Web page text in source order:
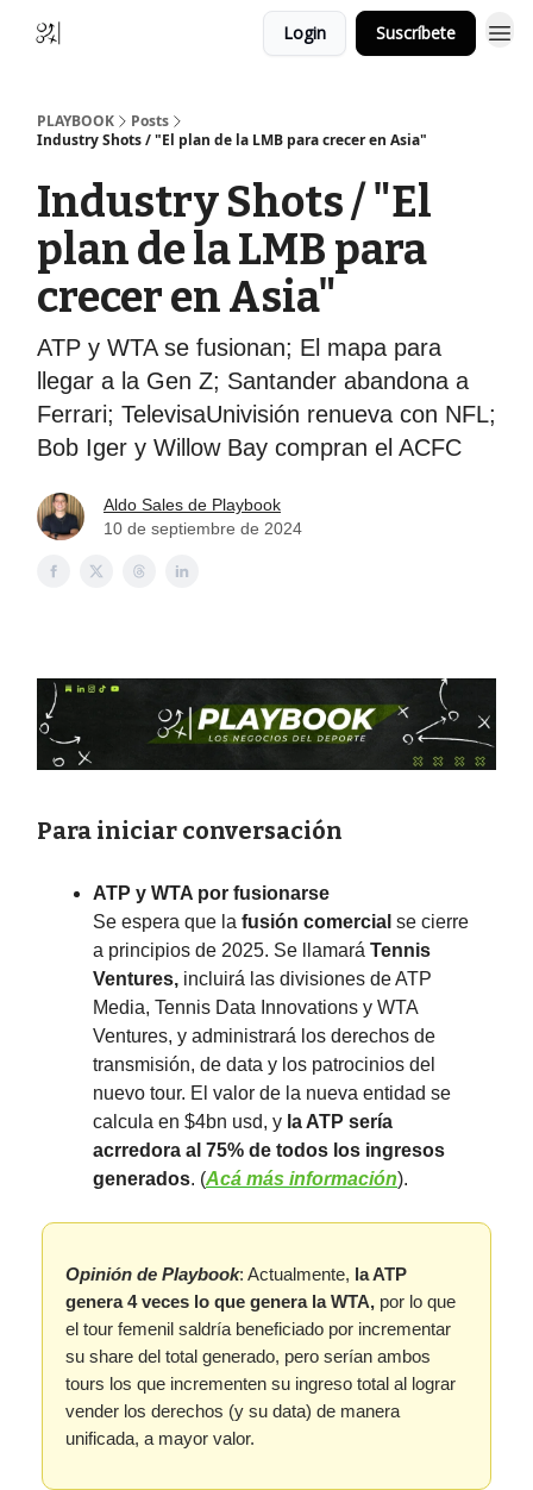
Login Suscríbete
PLAYBOOK
Posts
Industry Shots / "El plan de la LMB para crecer en Asia"
Industry Shots / "El
plan de la LMB para
crecer en Asia"
ATP y WTA se fusionan; El mapa para
llegar a la Gen Z; Santander abandona a
Ferrari; TelevisaUnivisión renueva con NFL;
Bob Iger y Willow Bay compran el ACFC
Aldo Sales de Playbook
10 de septiembre de 2024
Para iniciar conversación
ATP y WTA por fusionarse
Se espera que la fusión comercial se cierre
a principios de 2025. Se llamará Tennis
Ventures, incluirá las divisiones de ATP
Media, Tennis Data Innovations y WTA
Ventures, y administrará los derechos de
transmisión, de data y los patrocinios del
nuevo tour. El valor de la nueva entidad se
calcula en $4bn usd, y la ATP sería
acrredora al 75% de todos los ingresos
generados. (Acá más información).
Opinión de Playbook: Actualmente, la ATP
genera 4 veces lo que genera la WTA, por lo que
el tour femenil saldría beneficiado por incrementar
su share del total generado, pero serían ambos
tours los que incrementen su ingreso total al lograr
vender los derechos (y su data) de manera
unificada, a mayor valor.